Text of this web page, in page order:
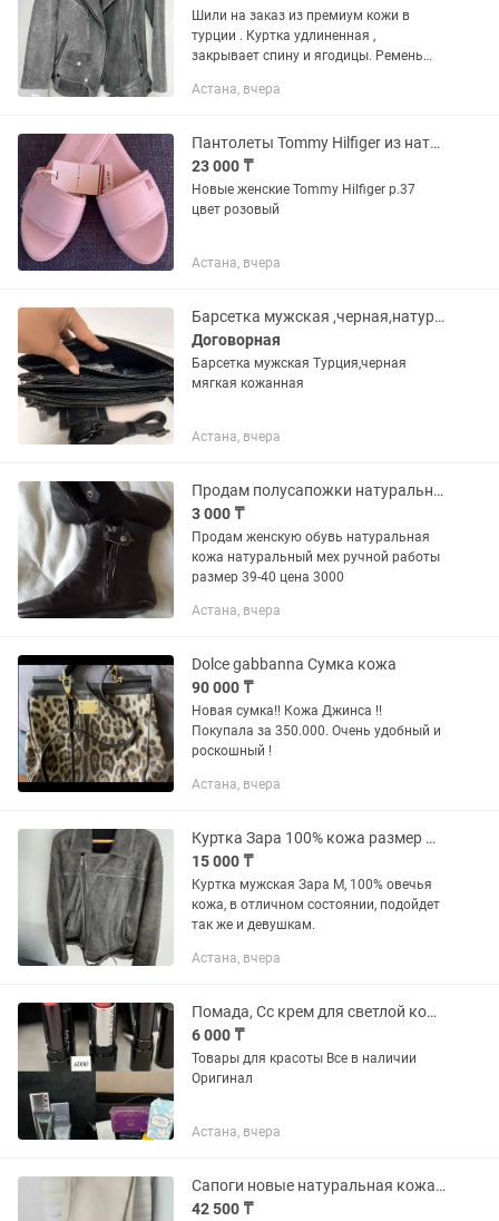
Шили на заказ из премиум кожи в
турции . Куртка удлиненная ,
закрывает спину и ягодицы. Ремень
215.000
Астана, вчера
Пантолеты Tommy Hilfiger из натуральной кожи р.37 новые
23 000 ₸
Новые женские Tommy Hilfiger р.37
цвет розовый
Астана, вчера
Барсетка мужская ,черная,натуральная кожа
Договорная
Барсетка мужская Турция,черная
мягкая кожанная
Астана, вчера
Продам полусапожки натуральная кожа
3 000 ₸
Продам женскую обувь натуральная
кожа натуральный мех ручной работы
размер 39-40 цена 3000
Астана, вчера
Dolce gabbanna Сумка кожа
90 000 ₸
Новая сумка!! Кожа Джинса !!
Покупала за 350.000. Очень удобный и
роскошный !
Астана, вчера
Куртка Зара 100% кожа размер М мужская
15 000 ₸
Куртка мужская Зара М, 100% овечья
кожа, в отличном состоянии, подойдет
так же и девушкам.
Астана, вчера
Помада, Сс крем для светлой кожи, тональный крем матирующий и парфюмы
6 000 ₸
Товары для красоты Все в наличии
Оригинал
Астана, вчера
Сапоги новые натуральная кожа,модные,молочного цвета,евро,
42 500 ₸